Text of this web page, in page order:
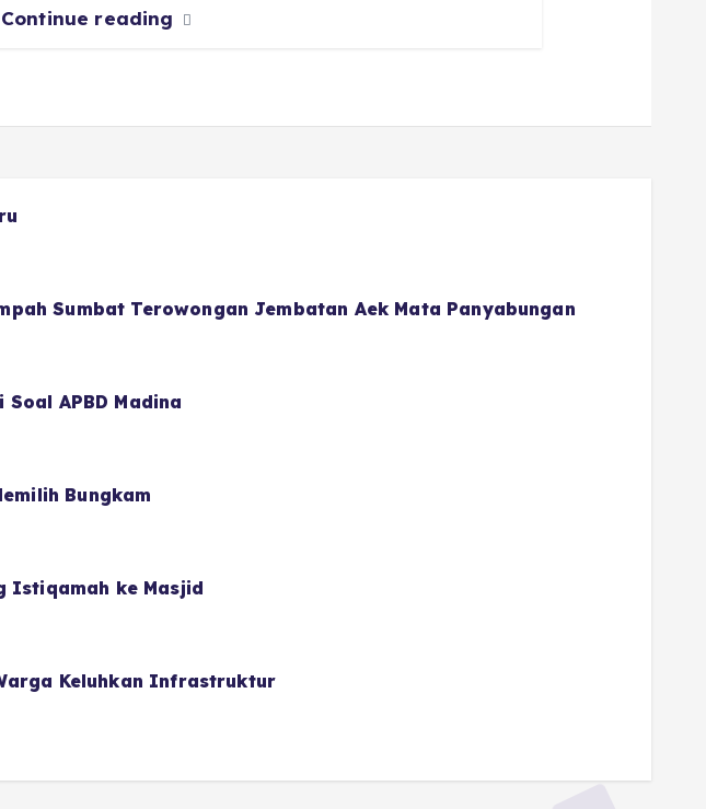
Continue reading
Sumbat Terowongan Jembatan Aek Mata Panyabungan
APBD Madina
Bungkam
Istiqamah ke Masjid
Keluhkan Infrastruktur